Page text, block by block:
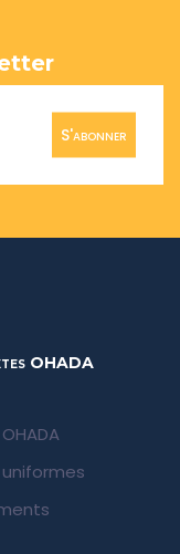
S'abonner
OHADA